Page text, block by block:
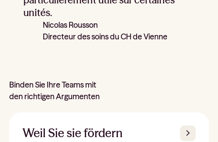
unités.
Nicolas Rousson
Directeur des soins du CH de Vienne
Binden Sie Ihre Teams mit
den richtigen Argumenten
Weil Sie sie fördern